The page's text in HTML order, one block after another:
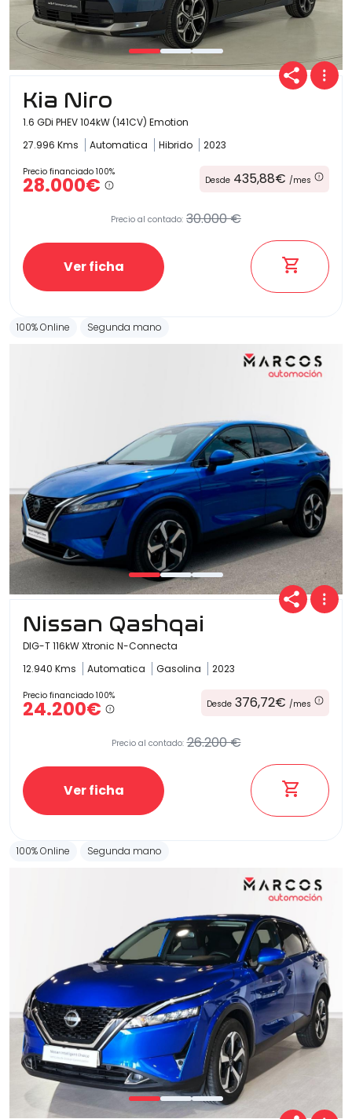
Kia Niro
1.6 GDi PHEV 104kW (141CV) Emotion
27.996 Kms
Automatica Hibrido 2023
Precio financiado 100%
28.000€ Desde 435,88€ /mes
Precio al contado: 30.000 €
Ver ficha
100% Online Segunda mano
Nissan Qashqai
DIG-T 116kW Xtronic N-Connecta
12.940 Kms
Automatica Gasolina 2023
Precio financiado 100%
24.200€ Desde 376,72€ /mes
Precio al contado: 26.200 €
Ver ficha
100% Online Segunda mano